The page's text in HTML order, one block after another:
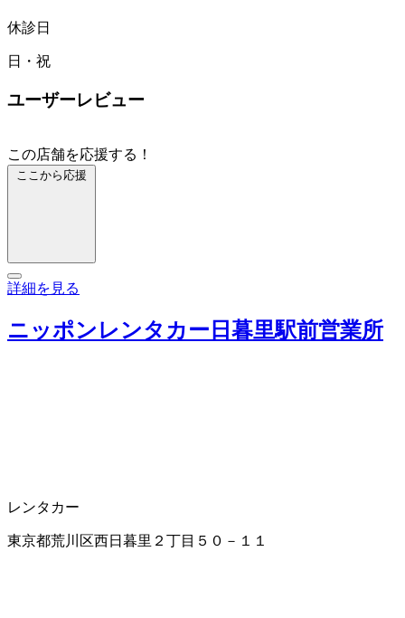
休診日
日・祝
ユーザーレビュー
この店舗を応援する！
ここから応援
詳細を見る
ニッポンレンタカー日暮里駅前営業所
レンタカー
東京都荒川区西日暮里２丁目５０－１１